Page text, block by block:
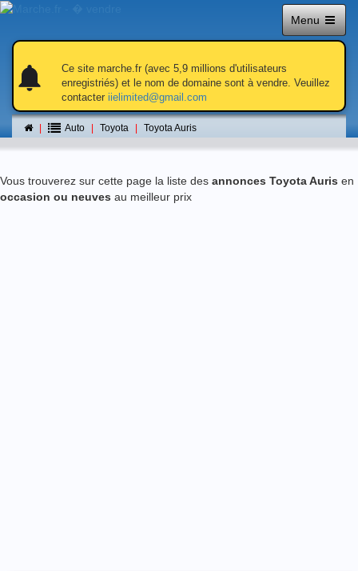
Menu
notifications
notifications
Ce site marche.fr (avec 5,9 millions d'utilisateurs
enregistriés) et le nom de domaine sont à vendre. Veuillez
contacter iielimited@gmail.com
Auto Toyota Toyota Auris
Toyota Auris
Vous trouverez sur cette page la liste des annonces Toyota Auris en
occasion ou neuves au meilleur prix